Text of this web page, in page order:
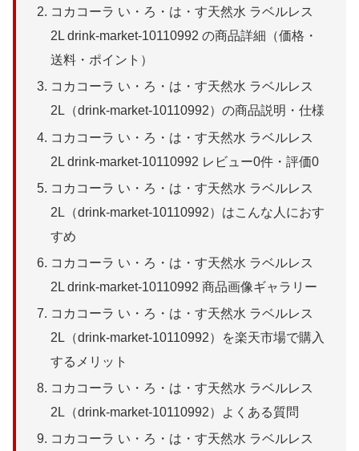
コカコーラ い・ろ・は・す天然水 ラベルレス
2L drink-market-10110992 の商品詳細（価格・
送料・ポイント）
コカコーラ い・ろ・は・す天然水 ラベルレス
2L（drink-market-10110992）の商品説明・仕様
コカコーラ い・ろ・は・す天然水 ラベルレス
2L drink-market-10110992 レビュー0件・評価0
コカコーラ い・ろ・は・す天然水 ラベルレス
2L（drink-market-10110992）はこんな人におす
すめ
コカコーラ い・ろ・は・す天然水 ラベルレス
2L drink-market-10110992 商品画像ギャラリー
コカコーラ い・ろ・は・す天然水 ラベルレス
2L（drink-market-10110992）を楽天市場で購入
するメリット
コカコーラ い・ろ・は・す天然水 ラベルレス
2L（drink-market-10110992）よくある質問
コカコーラ い・ろ・は・す天然水 ラベルレス